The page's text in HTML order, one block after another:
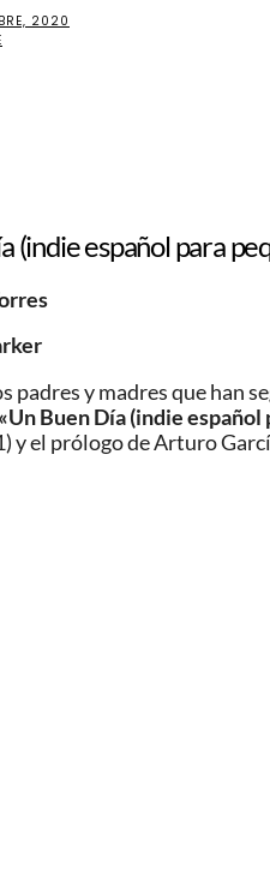
2020
(indie español para
padres y madres que han
Buen Día (indie español
y el prólogo de Arturo